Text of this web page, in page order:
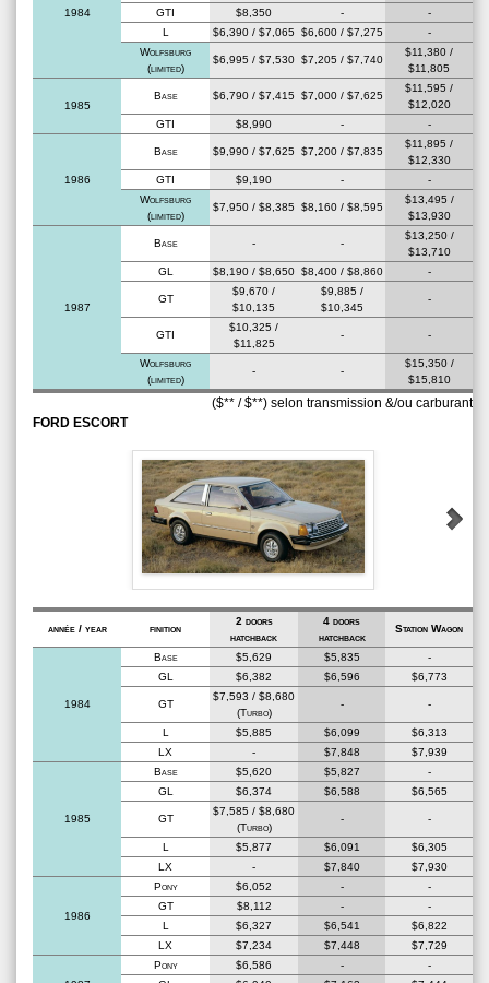
1984
GTI
$8,350 -
-
L
$6,390 / $7,065 $6,600 / $7,275
-
Wolfsburg
(limited)
$6,995 / $7,530 $7,205 / $7,740
$11,380 /
$11,805
1985
Base $6,790 / $7,415 $7,000 / $7,625
$11,595 /
$12,020
GTI
$8,990 - -
1986
Base $9,990 / $7,625 $7,200 / $7,835
$11,895 /
$12,330
GTI
$9,190 -
-
Wolfsburg
(limited)
$7,950 / $8,385 $8,160 / $8,595
$13,495 /
$13,930
1987
Base - -
$13,250 /
$13,710
GL
$8,190 / $8,650 $8,400 / $8,860 -
GT
$9,670 /
$10,135
$9,885 /
$10,345
-
GTI
$10,325 /
$11,825
- -
Wolfsburg
(limited)
- -
$15,350 /
$15,810
($** / $**) selon transmission &/ou carburant
FORD ESCORT
année / year finition
2 doors
hatchback
4 doors
hatchback
Station Wagon
1984
Base $5,629 $5,835
-
GL
$6,382 $6,596 $6,773
GT
$7,593 / $8,680
(Turbo)
- -
L $5,885 $6,099
$6,313
LX
- $7,848 $7,939
1985
Base $5,620 $5,827
-
GL
$6,374 $6,588 $6,565
GT
$7,585 / $8,680
(Turbo)
- -
L $5,877 $6,091
$6,305
LX
- $7,840 $7,930
1986
Pony $6,052 -
-
GT
$8,112 -
-
L
$6,327 $6,541
$6,822
LX
$7,234 $7,448 $7,729
Pony $6,586 -
-